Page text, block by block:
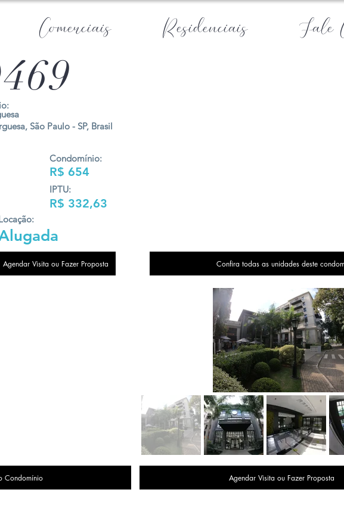
Comerciais Residenciais Fale
Condomínio:
R$ 654
IPTU:
R$ 332,63
São Paulo - SP, Brasil
Agendar Visita ou Fazer Proposta Confira todas as unidades deste
Condomínio Agendar Visita ou Fazer Proposta